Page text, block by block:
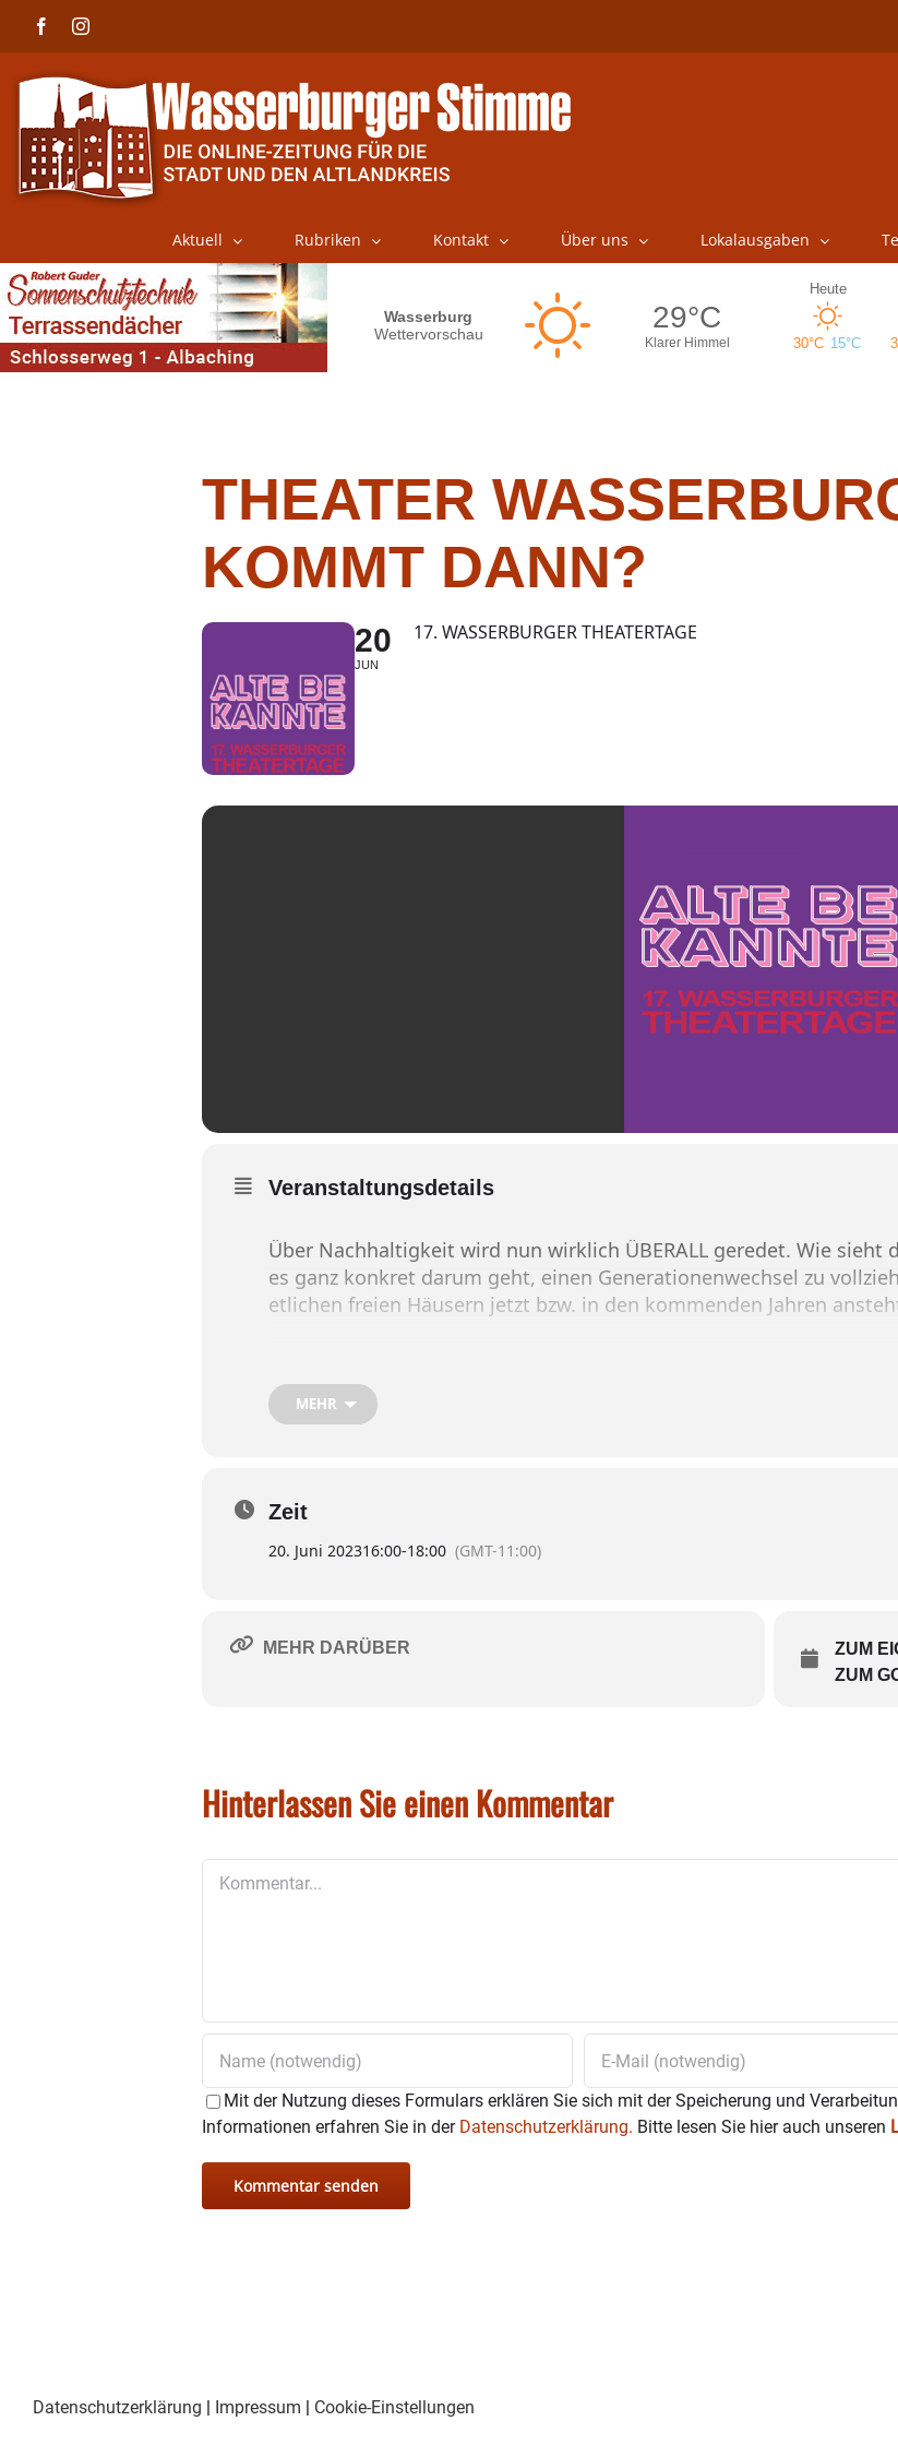
FacebookInstagram
Aktuell Rubriken Kontakt Über uns Lokalausgaben
THEATER
KOMMT DANN?
20
JUN
17. WASSERBURGER THEATERTAGE
Veranstaltungsdetails
Über Nachhaltigkeit wird nun wirklich ÜBERALL geredet. Wie sieht
es ganz konkret darum geht, einen Generationenwechsel zu
etlichen freien Häusern jetzt bzw. in den kommenden Jahren
darüber sprechen, wie sich bestehende Strukturen nachhaltig
Nachhaltigkeit weiterentwickelt werden können.
E.V. für
MEHR
Zeit
20. Juni 202316:00-18:00 (GMT-11:00)
MEHR DARÜBER
ZUM
ZUM
Hinterlassen Sie einen Kommentar
Mit der Nutzung dieses Formulars erklären Sie sich mit der Speicherung und
Informationen erfahren Sie in der Datenschutzerklärung. Bitte lesen Sie hier auch unseren
Datenschutzerklärung | Impressum | Cookie-Einstellungen